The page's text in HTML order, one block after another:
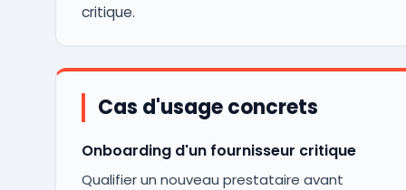
critique.
Cas d'usage concrets
Onboarding d'un fournisseur critique
Qualifier un nouveau prestataire avant